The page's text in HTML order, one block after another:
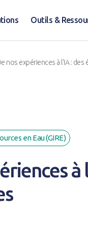
Outils &
nos expériences à l'IA :
en Eau (GIRE)
à